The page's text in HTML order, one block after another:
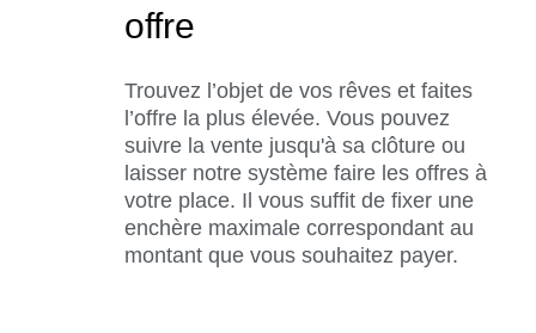
offre
Trouvez l’objet de vos rêves et faites
l’offre la plus élevée. Vous pouvez
suivre la vente jusqu'à sa clôture ou
laisser notre système faire les offres à
votre place. Il vous suffit de fixer une
enchère maximale correspondant au
montant que vous souhaitez payer.